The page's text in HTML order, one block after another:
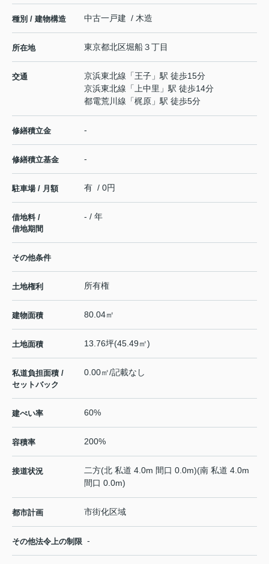
種別 / 建物構造 中古一戸建 / 木造
所在地 東京都北区堀船３丁目
交通 京浜東北線 「王子 」駅 徒歩15分
京浜東北線 「 上中里 」駅 徒歩14分
都電荒川線 「梶原 」駅 徒歩5分
修繕積立金 -
修繕積立基金 -
駐車場 / 月額 有 / 0円
借地料 /
借地期間
- / 年
その他条件
土地権利 所有権
建物面積 80.04㎡
土地面積 13.76坪(45.49㎡)
私道負担面積 /
セットバック
0.00㎡/記載なし
建ぺい率 60%
容積率 200%
接道状況
二方(北 私道 4.0m 間口 0.0m)(南 私道 4.0m
間口 0.0m)
都市計画 市街化区域
その他法令上の制限 -